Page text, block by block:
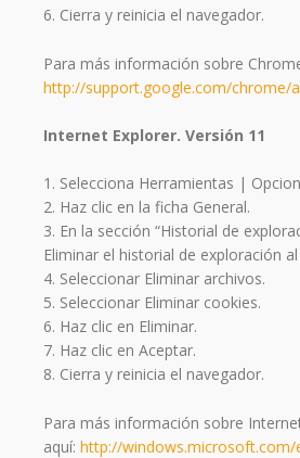
6. Cierra y reinicia el navegador.
Para más información sobre
http://support.google.com/chrome/
Internet Explorer. Versión 11
1. Selecciona Herramientas |
2. Haz clic en la ficha General.
3. En la sección “Historial de
Eliminar el historial de exploración al
4. Seleccionar Eliminar archivos.
5. Seleccionar Eliminar cookies.
6. Haz clic en Eliminar.
7. Haz clic en Aceptar.
8. Cierra y reinicia el navegador.
Para más información sobre
aquí: http://windows.microsoft.com/